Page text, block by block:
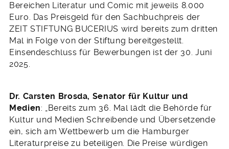
Bereichen Literatur und Comic mit jeweils 8.000
Euro. Das Preisgeld für den Sachbuchpreis der
ZEIT STIFTUNG BUCERIUS wird bereits zum dritten
Mal in Folge von der Stiftung bereitgestellt.
Einsendeschluss für Bewerbungen ist der 30. Juni
2025.
Dr. Carsten Brosda, Senator für Kultur und
Medien: „Bereits zum 36. Mal lädt die Behörde für
Kultur und Medien Schreibende und Übersetzende
ein, sich am Wettbewerb um die Hamburger
Literaturpreise zu beteiligen. Die Preise würdigen